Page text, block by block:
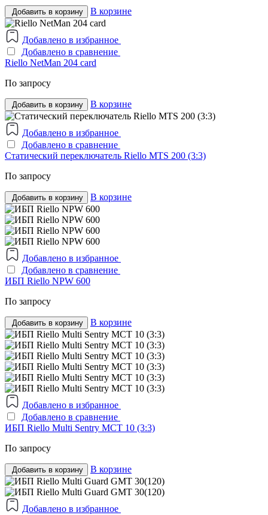
Добавить в корзину В корзине
Добавлено в избранное
Добавлено в сравнение
Riello NetMan 204 card
По запросу
Добавить в корзину В корзине
Добавлено в избранное
Добавлено в сравнение
Статический переключатель Riello MTS 200 (3:3)
По запросу
Добавить в корзину В корзине
Добавлено в избранное
Добавлено в сравнение
ИБП Riello NPW 600
По запросу
Добавить в корзину В корзине
Добавлено в избранное
Добавлено в сравнение
ИБП Riello Multi Sentry MCT 10 (3:3)
По запросу
Добавить в корзину В корзине
Добавлено в избранное